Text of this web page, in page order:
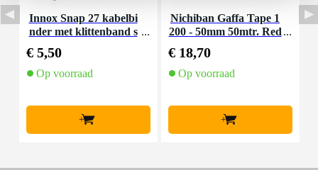
Innox Snap 27 kabelbi
nder met klittenband s
€ 5,50
Op voorraad
+
Nichiban Gaffa Tape 1
200 - 50mm 50mtr. Red
€ 18,70
Op voorraad
+